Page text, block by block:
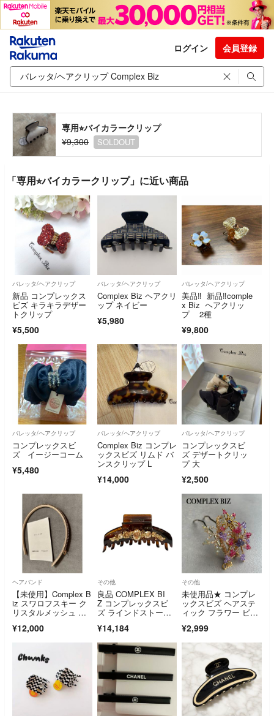
ログイン 会員登録
専用⭐︎バイカラークリップ
¥9,300
SOLDOUT
「専用⭐︎バイカラークリップ」に近い商品
バレッタ/ヘアクリップ
新品 コンプレックス
ビズ キラキラデザー
トクリップ
¥5,500
バレッタ/ヘアクリップ
Complex Biz ヘアクリ
ップ ネイビー
¥5,980
バレッタ/ヘアクリップ
美品‼️ 新品‼️comple
x Biz ヘアクリッ
プ 2種
¥9,800
バレッタ/ヘアクリップ
コンプレックスビ
ズ イージーコーム
¥5,480
バレッタ/ヘアクリップ
Complex Biz コンプレ
ックスビズ リムド バ
ンスクリップ L
¥14,000
バレッタ/ヘアクリップ
コンプレックスビ
ズ デザートクリッ
プ 大
¥2,500
ヘアバンド
【未使用】Complex B
iz スワロフスキー ク
リスタルメッシュ ヘ
¥12,000
その他
良品 COMPLEX BI
Z コンプレックスビ
ズ ラインドストー
アクリップ ブラウ
ン レディース 古着 中
古 USED
¥14,184
その他
未使用品★ コンプレ
ックスビズ ヘアステ
ィック フラワー ビー
¥2,999